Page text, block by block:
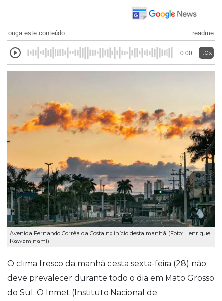
ouça este conteúdo readme
0:00 1.0x
Avenida Fernando Corrêa da Costa no início desta manhã. (Foto: Henrique
Kawaminami)
O clima fresco da manhã desta sexta-feira (28) não
deve prevalecer durante todo o dia em Mato Grosso
do Sul. O Inmet (Instituto Nacional de